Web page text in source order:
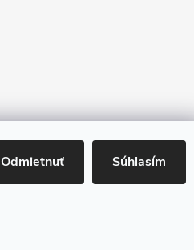
Odmietnuť Súhlasím